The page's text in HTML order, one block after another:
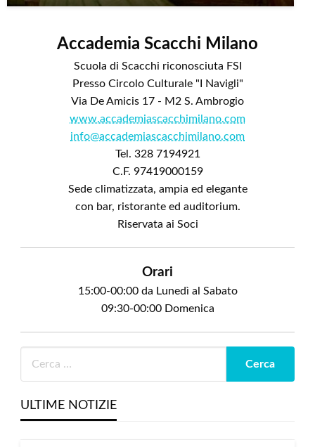
Accademia Scacchi Milano
Scuola di Scacchi riconosciuta FSI
Presso Circolo Culturale "I Navigli"
Via De Amicis 17 - M2 S. Ambrogio
www.accademiascacchimilano.com
info@accademiascacchimilano.com
Tel. 328 7194921
C.F. 97419000159
Sede climatizzata, ampia ed elegante
con bar, ristorante ed auditorium.
Riservata ai Soci
Orari
15:00-00:00 da Lunedì al Sabato
09:30-00:00 Domenica
ULTIME NOTIZIE